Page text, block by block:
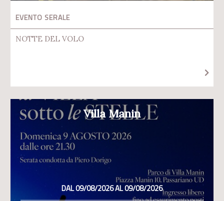
EVENTO SERALE
NOTTE DEL VOLO
Villa Manin
DAL 09/08/2026 AL 09/08/2026